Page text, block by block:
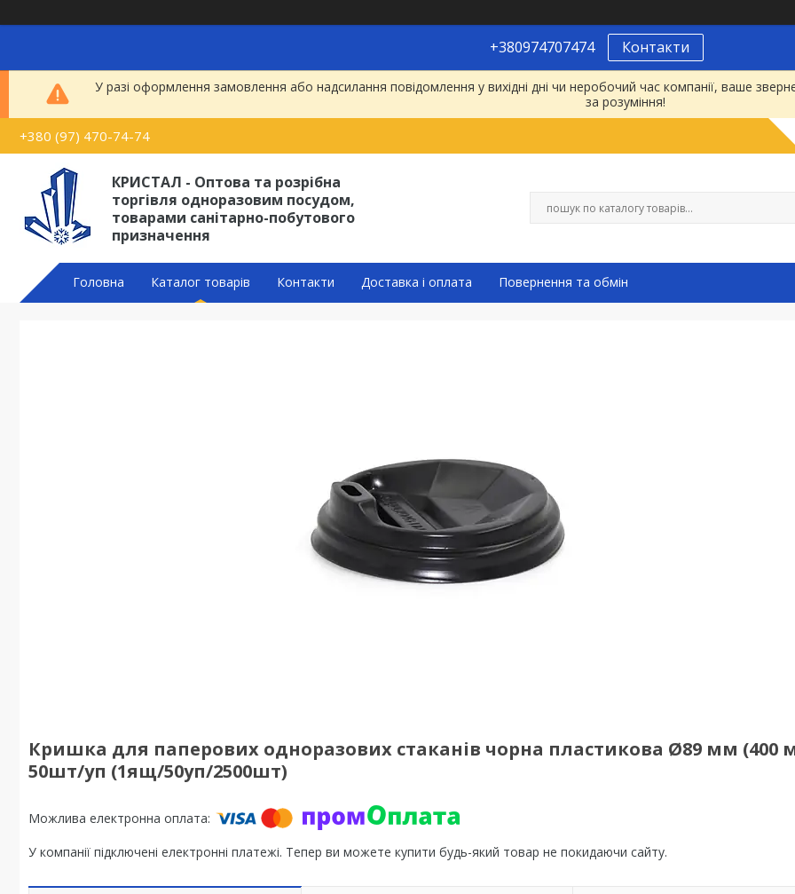
+380974707474 Контакти
У разі оформлення замовлення або надсилання повідомлення у вихідні дні чи неробочий час компанії, ваше
за розуміння!
+380 (97) 470-74-74
КРИСТАЛ - Оптова та розрібна
торгівля одноразовим посудом,
товарами санітарно-побутового
призначення
Головна Каталог товарів Контакти Доставка і оплата Повернення та обмін
Кришка для паперових одноразових стаканів чорна пластикова Ø89 мм (400
50шт/уп (1ящ/50уп/2500шт)
У компанії підключені електронні платежі. Тепер ви можете купити будь-який товар не покидаючи сайту.